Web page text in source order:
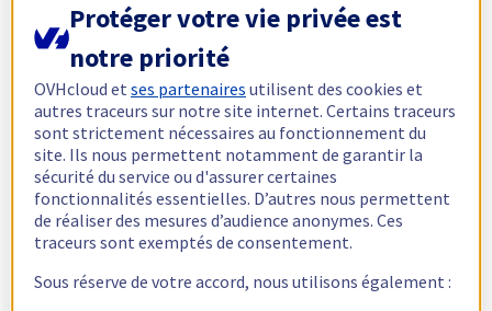
Protéger votre vie privée est
notre priorité
OVHcloud etses partenaires utilisent des cookies et
autres traceurs sur notre site internet. Certains traceurs
sont strictement nécessaires au fonctionnement du
site. Ils nous permettent notamment de garantir la
sécurité du service ou d'assurer certaines
fonctionnalités essentielles. D’autres nous permettent
de réaliser des mesures d’audience anonymes. Ces
traceurs sont exemptés de consentement.
Sous réserve de votre accord, nous utilisons également :